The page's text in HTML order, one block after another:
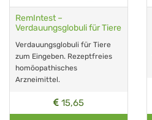
RemIntest –
Verdauungsglobuli für Tiere
Verdauungsglobuli für Tiere
zum Eingeben. Rezeptfreies
homöopathisches
Arzneimittel.
15,65